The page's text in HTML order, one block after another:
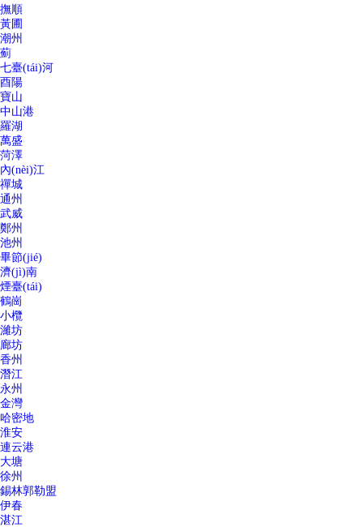
撫順
黃圃
潮州
薊
七臺(tái)河
酉陽
寶山
中山港
羅湖
萬盛
菏澤
內(nèi)江
禪城
通州
武威
鄭州
池州
畢節(jié)
濟(jì)南
煙臺(tái)
鶴崗
小欖
濰坊
廊坊
香州
潛江
永州
金灣
哈密地
淮安
連云港
大塘
徐州
錫林郭勒盟
伊春
湛江